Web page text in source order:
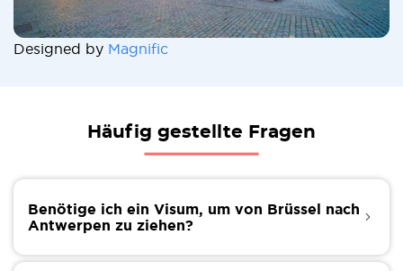
Designed by Magnific
Häufig gestellte Fragen
Benötige ich ein Visum, um von Brüssel nach
Antwerpen zu ziehen?
Da Brüssel und Antwerpen zwei große Städte in